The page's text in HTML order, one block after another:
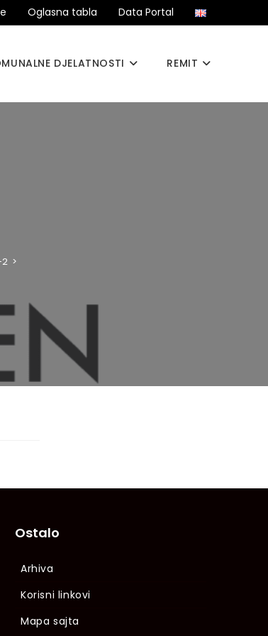
Oglasna tabla Data Portal
DJELATNOSTI REMIT
>
Ostalo
Arhiva
Korisni linkovi
Mapa sajta